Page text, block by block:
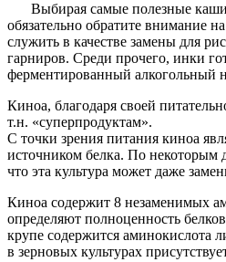
Выбирая самые полезные
обязательно обратите внимание
служить в качестве замены для
гарниров. Среди прочего, инки
ферментированный алкогольный
Киноа, благодаря своей
т.н. «суперпродуктам».
С точки зрения питания киноа
источником белка. По некоторым
что эта культура может даже
Киноа содержит 8 незаменимых
определяют полноценность
крупе содержится аминокислота
в зерновых культурах